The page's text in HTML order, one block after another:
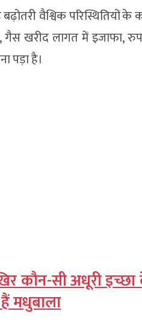
वैश्विक परिस्थितियों
खरीद लागत में इजाफा,
पड़ा है।
कौन-सी अधूरी
मधुबाला